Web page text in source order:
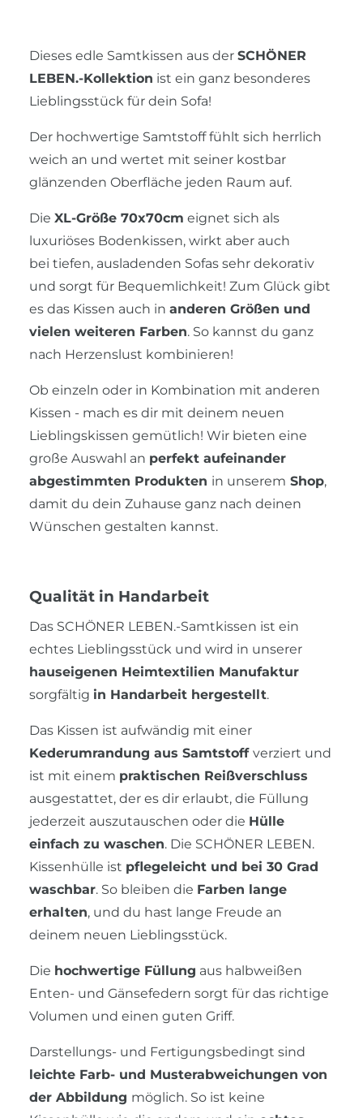
Dieses edle Samtkissen aus der SCHÖNER
LEBEN.-Kollektion ist ein ganz besonderes
Lieblingsstück für dein Sofa!
Der hochwertige Samtstoff fühlt sich herrlich
weich an und wertet mit seiner kostbar
glänzenden Oberfläche jeden Raum auf.
Die XL-Größe 70x70cm eignet sich als
luxuriöses Bodenkissen, wirkt aber auch
bei tiefen, ausladenden Sofas sehr dekorativ
und sorgt für Bequemlichkeit! Zum Glück gibt
es das Kissen auch in anderen Größen und
vielen weiteren Farben. So kannst du ganz
nach Herzenslust kombinieren!
Ob einzeln oder in Kombination mit anderen
Kissen - mach es dir mit deinem neuen
Lieblingskissen gemütlich! Wir bieten eine
große Auswahl an perfekt aufeinander
abgestimmten Produkten in unserem Shop,
damit du dein Zuhause ganz nach deinen
Wünschen gestalten kannst.
Qualität in Handarbeit
Das SCHÖNER LEBEN.-Samtkissen ist ein
echtes Lieblingsstück und wird in unserer
hauseigenen Heimtextilien Manufaktur
sorgfältig in Handarbeit hergestellt.
Das Kissen ist aufwändig mit einer
Kederumrandung aus Samtstoff verziert und
ist mit einem praktischen Reißverschluss
ausgestattet, der es dir erlaubt, die Füllung
jederzeit auszutauschen oder die Hülle
einfach zu waschen. Die SCHÖNER LEBEN.
Kissenhülle ist pflegeleicht und bei 30 Grad
waschbar. So bleiben die Farben lange
erhalten, und du hast lange Freude an
deinem neuen Lieblingsstück.
Die hochwertige Füllung aus halbweißen
Enten- und Gänsefedern sorgt für das richtige
Volumen und einen guten Griff.
Darstellungs- und Fertigungsbedingt sind
leichte Farb- und Musterabweichungen von
der Abbildung möglich. So ist keine